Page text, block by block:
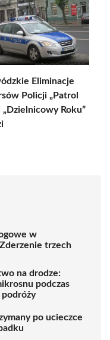
Eliminacje
Policji „Patrol
„Dzielnicowy Roku”
w
trzech
na drodze:
podczas
po ucieczce